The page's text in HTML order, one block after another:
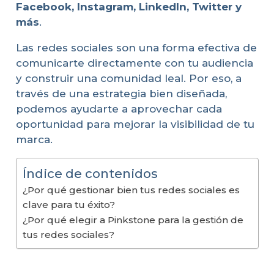
Facebook, Instagram, LinkedIn, Twitter y
más.
Las redes sociales son una forma efectiva de
comunicarte directamente con tu audiencia
y construir una comunidad leal. Por eso, a
través de una estrategia bien diseñada,
podemos ayudarte a aprovechar cada
oportunidad para mejorar la visibilidad de tu
marca.
Índice de contenidos
¿Por qué gestionar bien tus redes sociales es
clave para tu éxito?
¿Por qué elegir a Pinkstone para la gestión de
tus redes sociales?